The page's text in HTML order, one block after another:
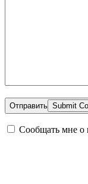
Отправить
Сообщать мне о